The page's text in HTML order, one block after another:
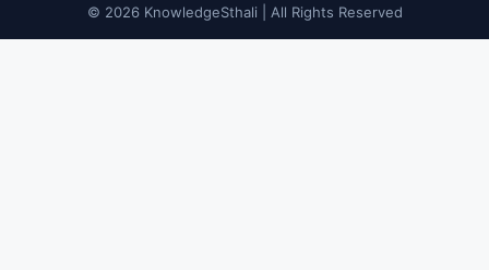
© 2026 KnowledgeSthali | All Rights Reserved